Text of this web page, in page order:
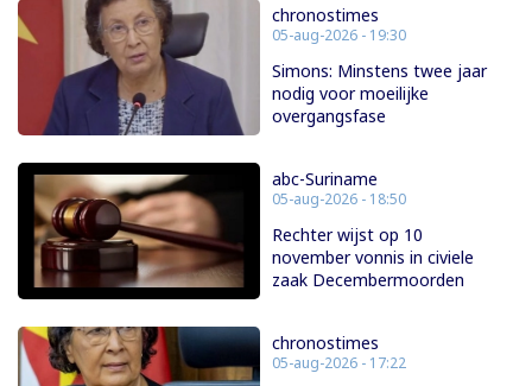
chronostimes
05-aug-2026 - 19:30
Simons: Minstens twee jaar
nodig voor moeilijke
overgangsfase
abc-Suriname
05-aug-2026 - 18:50
Rechter wijst op 10
november vonnis in civiele
zaak Decembermoorden
chronostimes
05-aug-2026 - 17:22